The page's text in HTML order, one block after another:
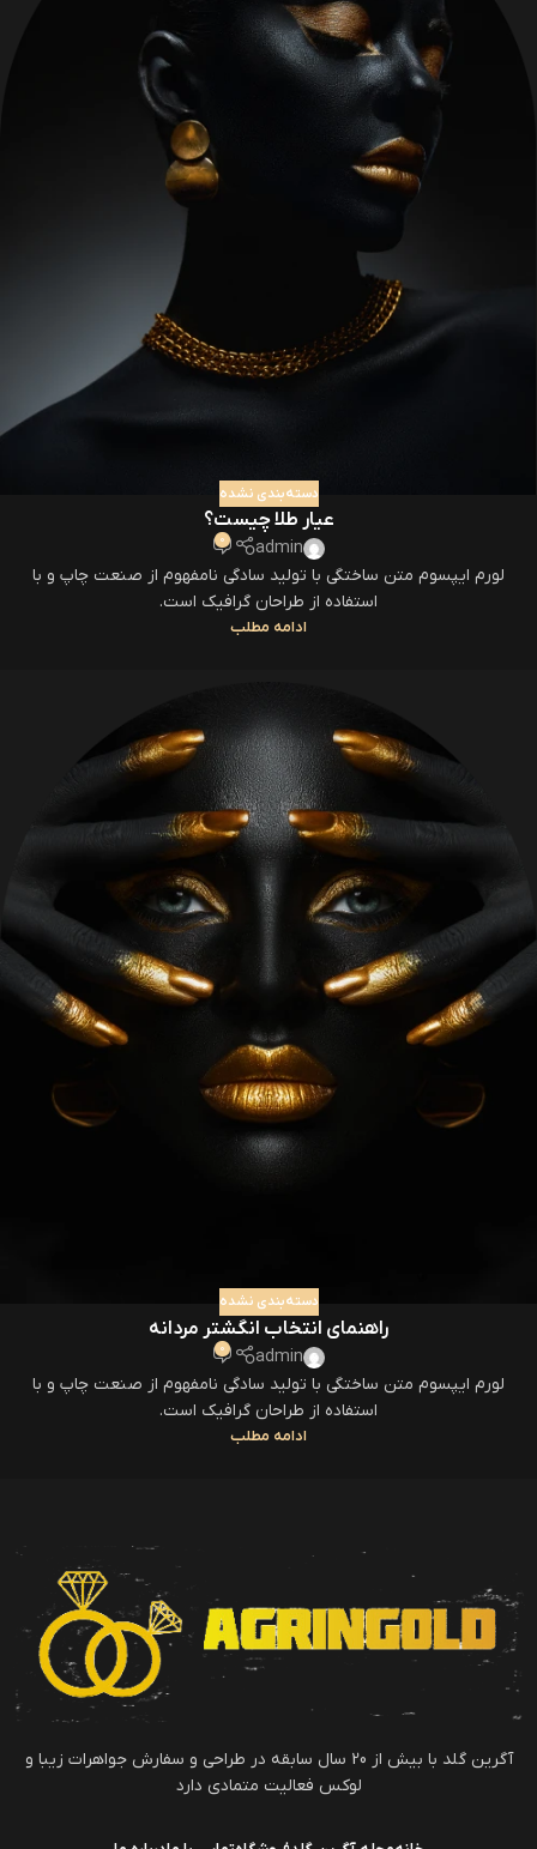
دسته‌بندی نشده
عیار طلا چیست؟
admin
0
لورم ایپسوم متن ساختگی با تولید سادگی نامفهوم از صنعت چاپ و با
استفاده از طراحان گرافیک است.
ادامه مطلب
دسته‌بندی نشده
راهنمای انتخاب انگشتر مردانه
admin
0
لورم ایپسوم متن ساختگی با تولید سادگی نامفهوم از صنعت چاپ و با
استفاده از طراحان گرافیک است.
ادامه مطلب
آگرین گلد با بیش از 20 سال سابقه در طراحی و سفارش جواهرات زیبا و
لوکس فعالیت متمادی دارد